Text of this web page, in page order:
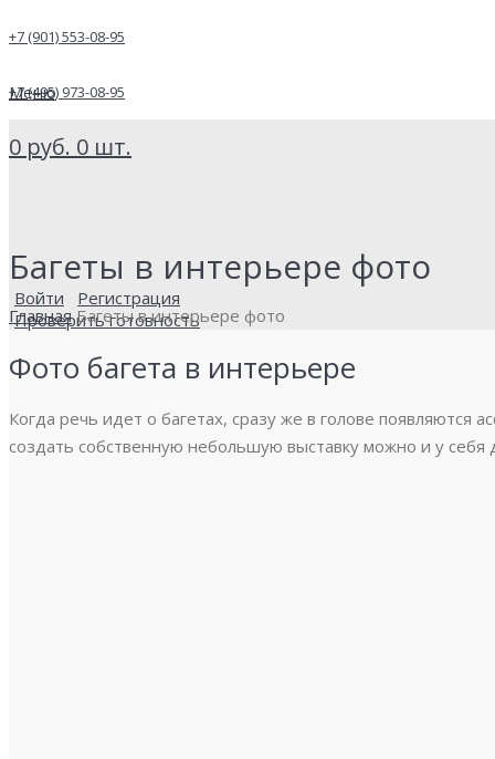
+7 (901) 553-08-95
+7 (495) 973-08-95
Войти
Регистрация
Проверить готовность
Меню
0 руб. 0 шт.
Багеты в интерьере фото
Главная Багеты в интерьере фото
Фото багета в интерьере
Когда речь идет о багетах, сразу же в голове появляются
создать собственную небольшую выставку можно и у себя